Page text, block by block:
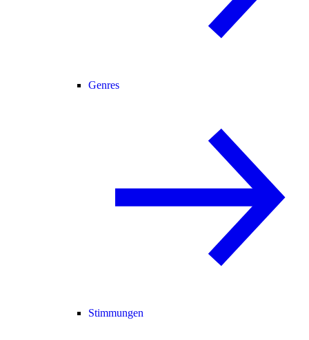
Genres
Stimmungen